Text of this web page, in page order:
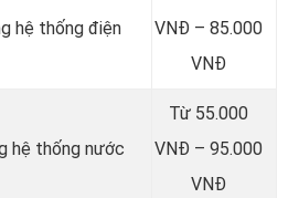
hệ thống điện
VNĐ – 85.000
VNĐ
hệ thống nước
Từ 55.000
VNĐ – 95.000
VNĐ